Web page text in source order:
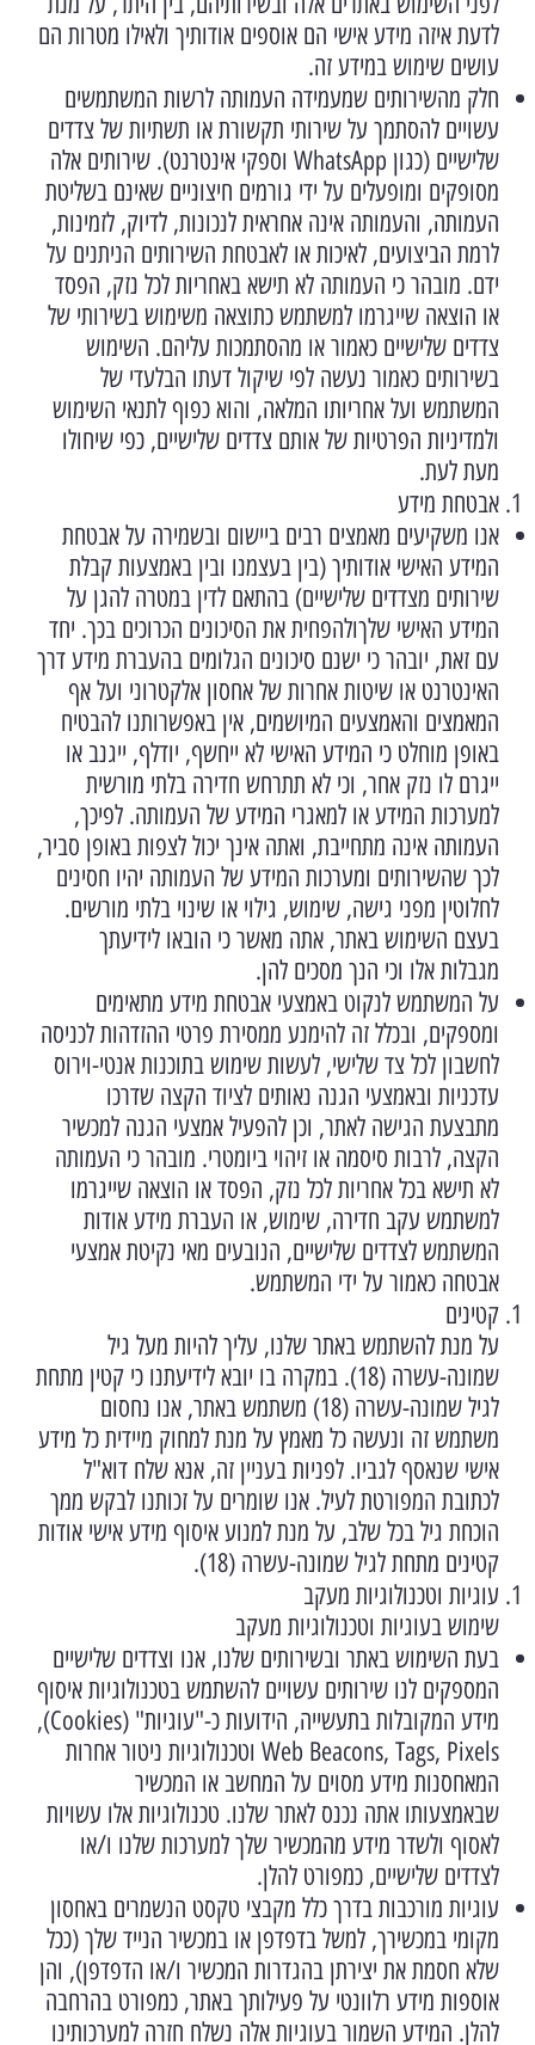
לדעת איזה מידע אישי הם אוספים אודותיך ולאילו מטרות הם
עושים שימוש במידע זה.
חלק מהשירותים שמעמידה העמותה לרשות המשתמשים
עשויים להסתמך על שירותי תקשורת או תשתיות של צדדים
שלישיים (כגון WhatsApp וספקי אינטרנט). שירותים אלה
מסופקים ומופעלים על ידי גורמים חיצוניים שאינם בשליטת
העמותה, והעמותה אינה אחראית לנכונות, לדיוק, לזמינות,
לרמת הביצועים, לאיכות או לאבטחת השירותים הניתנים על
ידם. מובהר כי העמותה לא תישא באחריות לכל נזק, הפסד
או הוצאה שייגרמו למשתמש כתוצאה משימוש בשירותי של
צדדים שלישיים כאמור או מהסתמכות עליהם. השימוש
בשירותים כאמור נעשה לפי שיקול דעתו הבלעדי של
המשתמש ועל אחריותו המלאה, והוא כפוף לתנאי השימוש
ולמדיניות הפרטיות של אותם צדדים שלישיים, כפי שיחולו
מעת לעת.
אבטחת מידע
אנו משקיעים מאמצים רבים ביישום ובשמירה על אבטחת
המידע האישי אודותיך (בין בעצמנו ובין באמצעות קבלת
שירותים מצדדים שלישיים) בהתאם לדין במטרה להגן על
המידע האישי שלךולהפחית את הסיכונים הכרוכים בכך. יחד
עם זאת, יובהר כי ישנם סיכונים הגלומים בהעברת מידע דרך
האינטרנט או שיטות אחרות של אחסון אלקטרוני ועל אף
המאמצים והאמצעים המיושמים, אין באפשרותנו להבטיח
באופן מוחלט כי המידע האישי לא ייחשף, יודלף, ייגנב או
ייגרם לו נזק אחר, וכי לא תתרחש חדירה בלתי מורשית
למערכות המידע או למאגרי המידע של העמותה. לפיכך,
העמותה אינה מתחייבת, ואתה אינך יכול לצפות באופן סביר,
לכך שהשירותים ומערכות המידע של העמותה יהיו חסינים
לחלוטין מפני גישה, שימוש, גילוי או שינוי בלתי מורשים.
בעצם השימוש באתר, אתה מאשר כי הובאו לידיעתך
מגבלות אלו וכי הנך מסכים להן.
על המשתמש לנקוט באמצעי אבטחת מידע מתאימים
ומספקים, ובכלל זה להימנע ממסירת פרטי ההזדהות לכניסה
לחשבון לכל צד שלישי, לעשות שימוש בתוכנות אנטי-וירוס
עדכניות ובאמצעי הגנה נאותים לציוד הקצה שדרכו
מתבצעת הגישה לאתר, וכן להפעיל אמצעי הגנה למכשיר
הקצה, לרבות סיסמה או זיהוי ביומטרי. מובהר כי העמותה
לא תישא בכל אחריות לכל נזק, הפסד או הוצאה שייגרמו
למשתמש עקב חדירה, שימוש, או העברת מידע אודות
המשתמש לצדדים שלישיים, הנובעים מאי נקיטת אמצעי
אבטחה כאמור על ידי המשתמש.
קטינים
על מנת להשתמש באתר שלנו, עליך להיות מעל גיל
שמונה-עשרה (18). במקרה בו יובא לידיעתנו כי קטין מתחת
לגיל שמונה-עשרה (18) משתמש באתר, אנו נחסום
משתמש זה ונעשה כל מאמץ על מנת למחוק מיידית כל מידע
אישי שנאסף לגביו. לפניות בעניין זה, אנא שלח דוא"ל
לכתובת המפורטת לעיל. אנו שומרים על זכותנו לבקש ממך
הוכחת גיל בכל שלב, על מנת למנוע איסוף מידע אישי אודות
קטינים מתחת לגיל שמונה-עשרה (18).
עוגיות וטכנולוגיות מעקב
שימוש בעוגיות וטכנולוגיות מעקב
בעת השימוש באתר ובשירותים שלנו, אנו וצדדים שלישיים
המספקים לנו שירותים עשויים להשתמש בטכנולוגיות איסוף
מידע המקובלות בתעשייה, הידועות כ-"עוגיות" (Cookies),
Web Beacons, Tags, Pixels וטכנולוגיות ניטור אחרות
המאחסנות מידע מסוים על המחשב או המכשיר
שבאמצעותו אתה נכנס לאתר שלנו. טכנולוגיות אלו עשויות
לאסוף ולשדר מידע מהמכשיר שלך למערכות שלנו ו/או
לצדדים שלישיים, כמפורט להלן.
עוגיות מורכבות בדרך כלל מקבצי טקסט הנשמרים באחסון
מקומי במכשירך, למשל בדפדפן או במכשיר הנייד שלך (ככל
שלא חסמת את יצירתן בהגדרות המכשיר ו/או הדפדפן), והן
אוספות מידע רלוונטי על פעילותך באתר, כמפורט בהרחבה
להלן. המידע השמור בעוגיות אלה נשלח חזרה למערכותינו